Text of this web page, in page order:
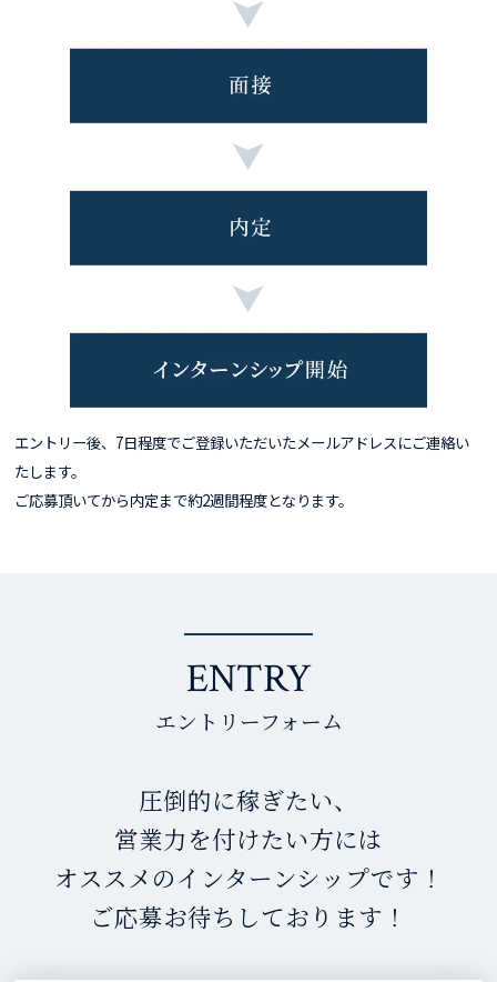
エントリー後、7日程度でご登録いただいたメールアドレスにご連絡い
たします。
ご応募頂いてから内定まで約2週間程度となります。
ENTRY
エントリーフォーム
圧倒的に稼ぎたい、
営業力を付けたい方には
オススメのインターンシップです！
ご応募お待ちしております！